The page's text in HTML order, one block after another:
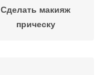
Сделать макияж
прическу